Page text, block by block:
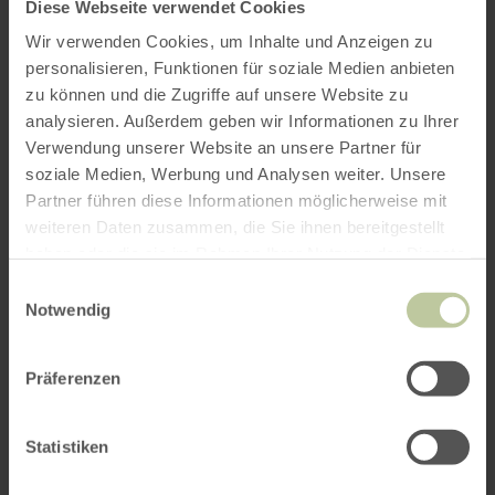
Diese Webseite verwendet Cookies
Wir verwenden Cookies, um Inhalte und Anzeigen zu
personalisieren, Funktionen für soziale Medien anbieten
zu können und die Zugriffe auf unsere Website zu
analysieren. Außerdem geben wir Informationen zu Ihrer
Verwendung unserer Website an unsere Partner für
soziale Medien, Werbung und Analysen weiter. Unsere
Partner führen diese Informationen möglicherweise mit
weiteren Daten zusammen, die Sie ihnen bereitgestellt
Notwendig
Präferenzen
Statistiken
Anzahl Zimmer / Ferienwohnung
Erwachsene
Kinder Bitte Alter angeben